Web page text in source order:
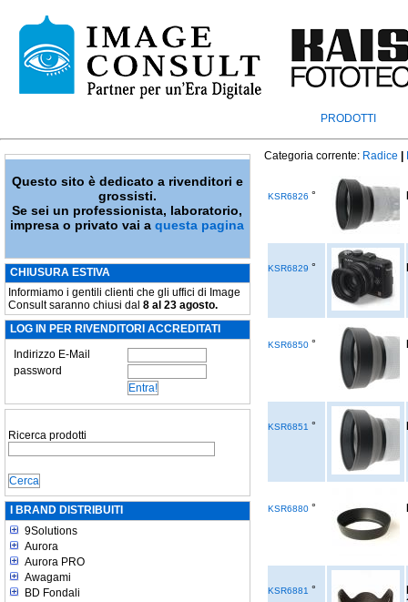
PRODOTTI
Questo sito è dedicato a rivenditori e
grossisti.
Se sei un professionista, laboratorio,
impresa o privato vai aquesta pagina
CHIUSURA ESTIVA
Informiamo i gentili clienti che gli uffici di Image
Consult saranno chiusi dal 8 al 23 agosto.
LOG IN PER RIVENDITORI ACCREDITATI
Indirizzo E-Mail
password
Ricerca prodotti
I BRAND DISTRIBUITI
9Solutions
Aurora
Aurora PRO
Awagami
BD Fondali
Categoria corrente: Radice
KSR6826 °
KSR6829 °
KSR6850 °
KSR6851 °
KSR6880 °
KSR6881 °